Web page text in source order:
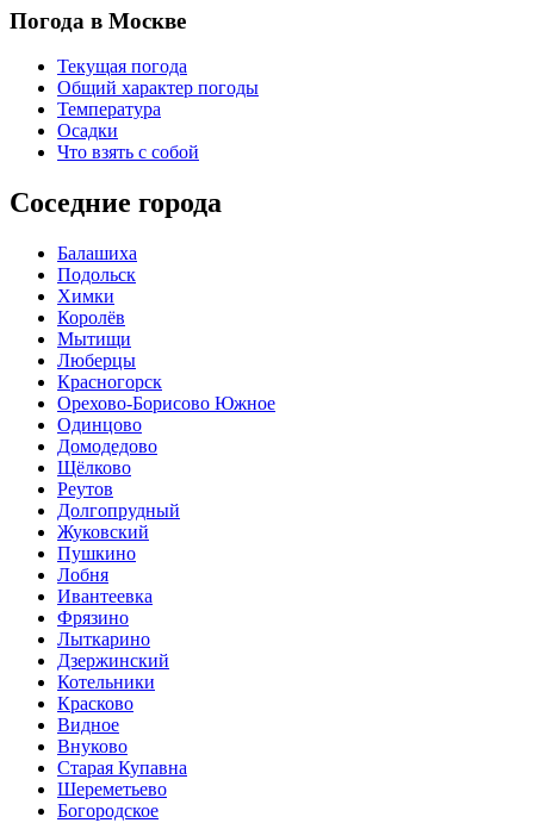
Погода в Москве
Текущая погода
Общий характер погоды
Температура
Осадки
Что взять с собой
Соседние города
Балашиха
Подольск
Химки
Королёв
Мытищи
Люберцы
Красногорск
Орехово-Борисово Южное
Одинцово
Домодедово
Щёлково
Реутов
Долгопрудный
Жуковский
Пушкино
Лобня
Ивантеевка
Фрязино
Лыткарино
Дзержинский
Котельники
Красково
Видное
Внуково
Старая Купавна
Шереметьево
Богородское